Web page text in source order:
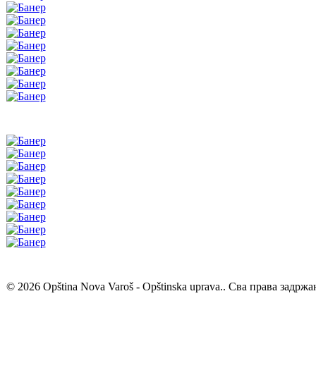
© 2026 Opština Nova Varoš - Opštinska uprava.. Сва права